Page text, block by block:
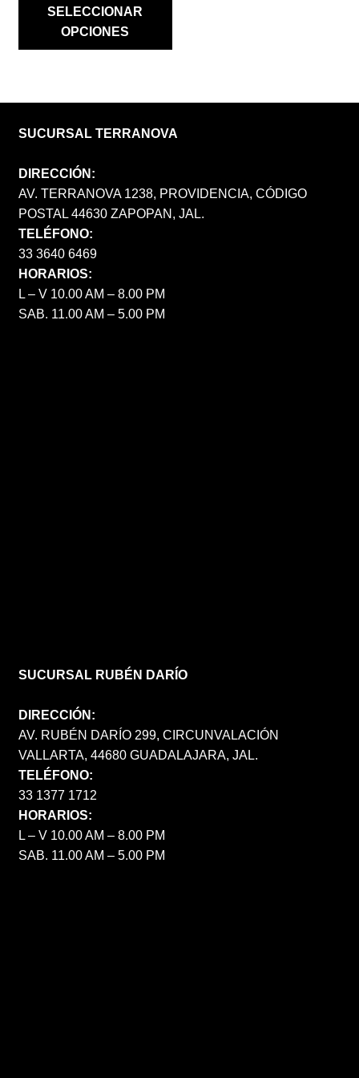
$ 7,900.00.
SELECCIONAR
OPCIONES
SUCURSAL TERRANOVA
DIRECCIÓN:
AV. TERRANOVA 1238, PROVIDENCIA, CÓDIGO
POSTAL 44630 ZAPOPAN, JAL.
TELÉFONO:
33 3640 6469
HORARIOS:
L – V 10.00 AM – 8.00 PM
SAB. 11.00 AM – 5.00 PM
SUCURSAL RUBÉN DARÍO
DIRECCIÓN:
AV. RUBÉN DARÍO 299, CIRCUNVALACIÓN
VALLARTA, 44680 GUADALAJARA, JAL.
TELÉFONO:
33 1377 1712
HORARIOS:
L – V 10.00 AM – 8.00 PM
SAB. 11.00 AM – 5.00 PM